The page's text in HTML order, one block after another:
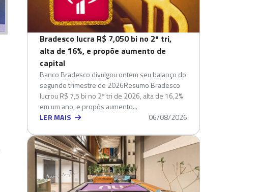
Bradesco lucra R$ 7,050 bi no 2º tri,
alta de 16%, e propõe aumento de
capital
Banco Bradesco divulgou ontem seu balanço do
segundo trimestre de 2026Resumo Bradesco
lucrou R$ 7,5 bi no 2º tri de 2026, alta de 16,2%
em um ano, e propôs aumento...
LER MAIS
06/08/2026